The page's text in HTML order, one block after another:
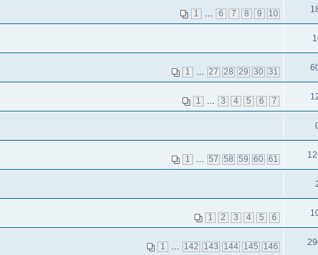
1 … 6 7 8 9 10
1 … 27 28 29 30 31
1 … 3 4 5 6 7
1 … 57 58 59 60 61
1 2 3 4 5 6
1 … 142 143 144 145 146